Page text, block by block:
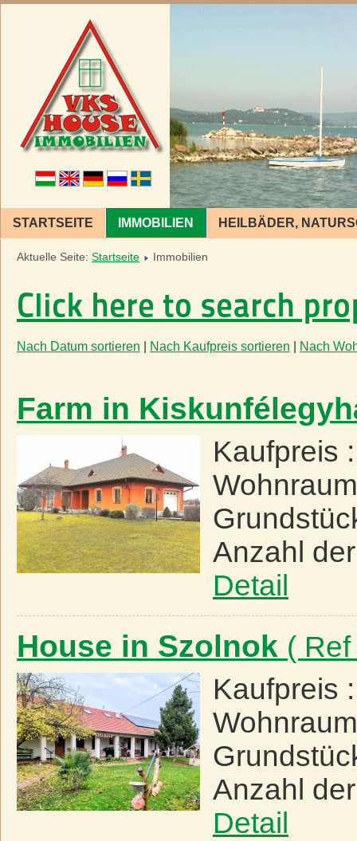
STARTSEITE IMMOBILIEN HEILBÄDER,
Aktuelle Seite: Startseite Immobilien
Click here to search
Nach Datum sortieren Nach Kaufpreis sortieren Nach
Farm in
Kaufpreis
Anzahl
Detail
House in Szolnok (
Kaufpreis
Anzahl
Detail